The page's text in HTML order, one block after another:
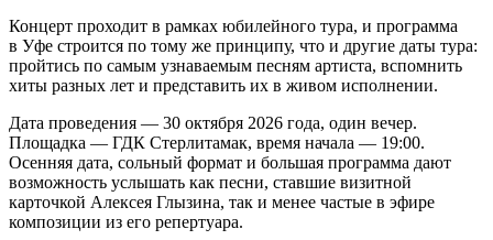
Концерт проходит в рамках юбилейного тура, и программа
в Уфе строится по тому же принципу, что и другие даты тура:
пройтись по самым узнаваемым песням артиста, вспомнить
хиты разных лет и представить их в живом исполнении.
Дата проведения — 30 октября 2026 года, один вечер.
Площадка — ГДК Стерлитамак, время начала — 19:00.
Осенняя дата, сольный формат и большая программа дают
возможность услышать как песни, ставшие визитной
карточкой Алексея Глызина, так и менее частые в эфире
композиции из его репертуара.